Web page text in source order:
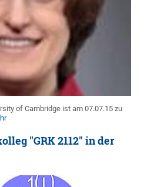
of Cambridge ist am 07.07.15 zu
"GRK 2112" in der